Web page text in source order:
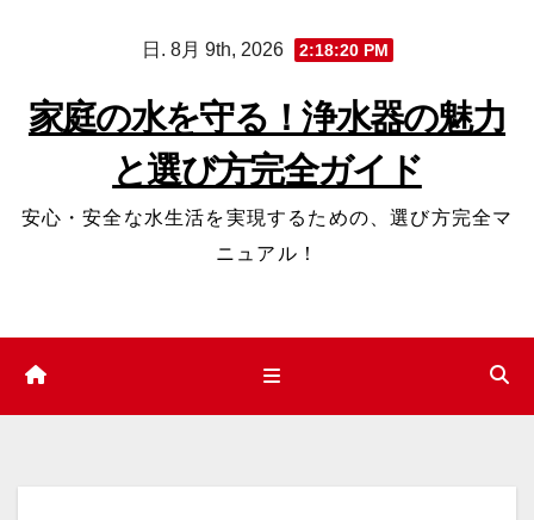
プ
日. 8月 9th, 2026 2:18:20 PM
家庭の水を守る！浄水器の魅力
と選び方完全ガイド
安心・安全な水生活を実現するための、選び方完全マ
ニュアル！